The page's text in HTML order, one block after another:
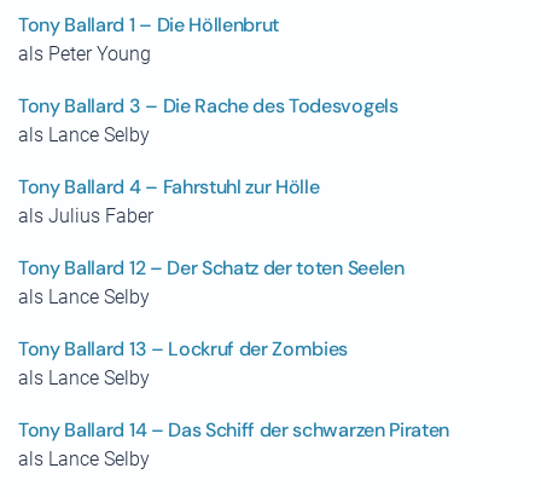
Tony Ballard 1 – Die Höllenbrut
als Peter Young
Tony Ballard 3 – Die Rache des Todesvogels
als Lance Selby
Tony Ballard 4 – Fahrstuhl zur Hölle
als Julius Faber
Tony Ballard 12 – Der Schatz der toten Seelen
als Lance Selby
Tony Ballard 13 – Lockruf der Zombies
als Lance Selby
Tony Ballard 14 – Das Schiff der schwarzen Piraten
als Lance Selby